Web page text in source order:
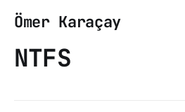
Ömer Karaçay
NTFS